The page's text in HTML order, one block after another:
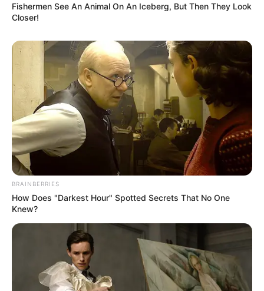
Fishermen See An Animal On An Iceberg, But Then They Look
Closer!
BRAINBERRIES
How Does "Darkest Hour" Spotted Secrets That No One
Knew?